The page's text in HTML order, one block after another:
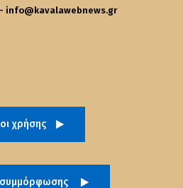
info@kavalawebnews.gr
χρήσης